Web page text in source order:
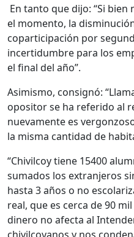
En tanto que dijo: “Si bien
el momento, la
coparticipación por
incertidumbre para los
el final del año”.
Asimismo, consignó:
opositor se ha referido al
nuevamente es
la misma cantidad de
“Chivilcoy tiene 15400
sumados los extranjeros
hasta 3 años o no
real, que es cerca de 90
dinero no afecta al